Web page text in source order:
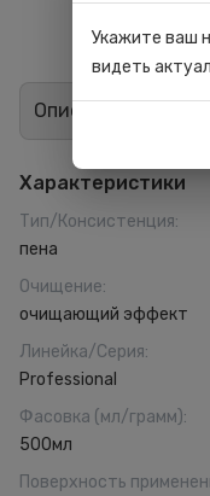
Описание
Характеристики
Тип/Консистенция:
пена
Очищение:
очищающий эффект
Линейка/Серия:
Professional
Фасовка (мл/грамм):
500мл
Поверхность
Укажите ваш
видеть